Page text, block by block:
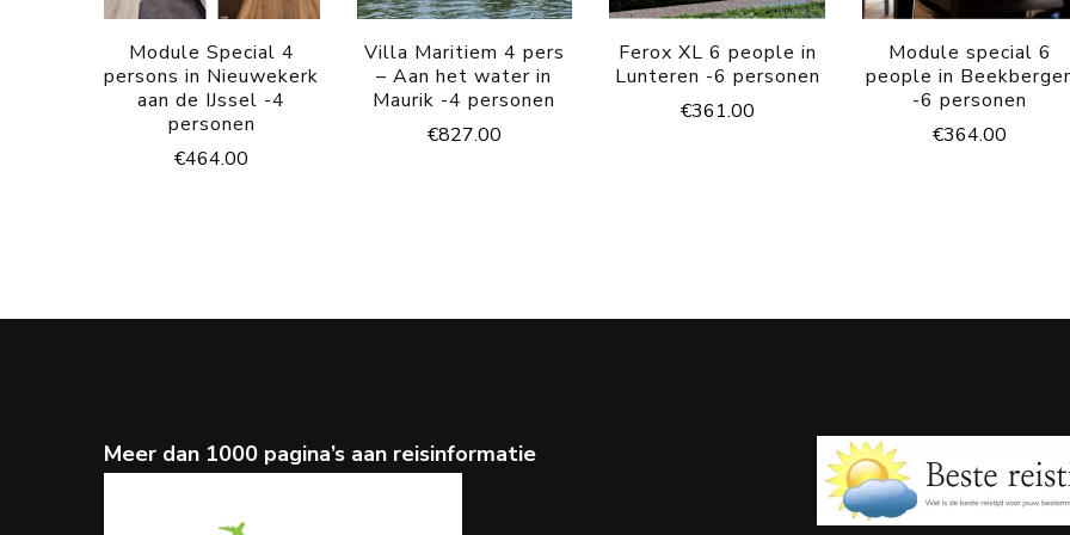
Module Special 4
persons in Nieuwekerk
aan de IJssel -4
personen
€464.00
Villa Maritiem 4 pers
– Aan het water in
Maurik -4 personen
€827.00
Ferox XL 6 people in
Lunteren -6 personen
€361.00
Module special 6
people in
-6 personen
€364.00
Meer dan 1000 pagina’s aan reisinformatie